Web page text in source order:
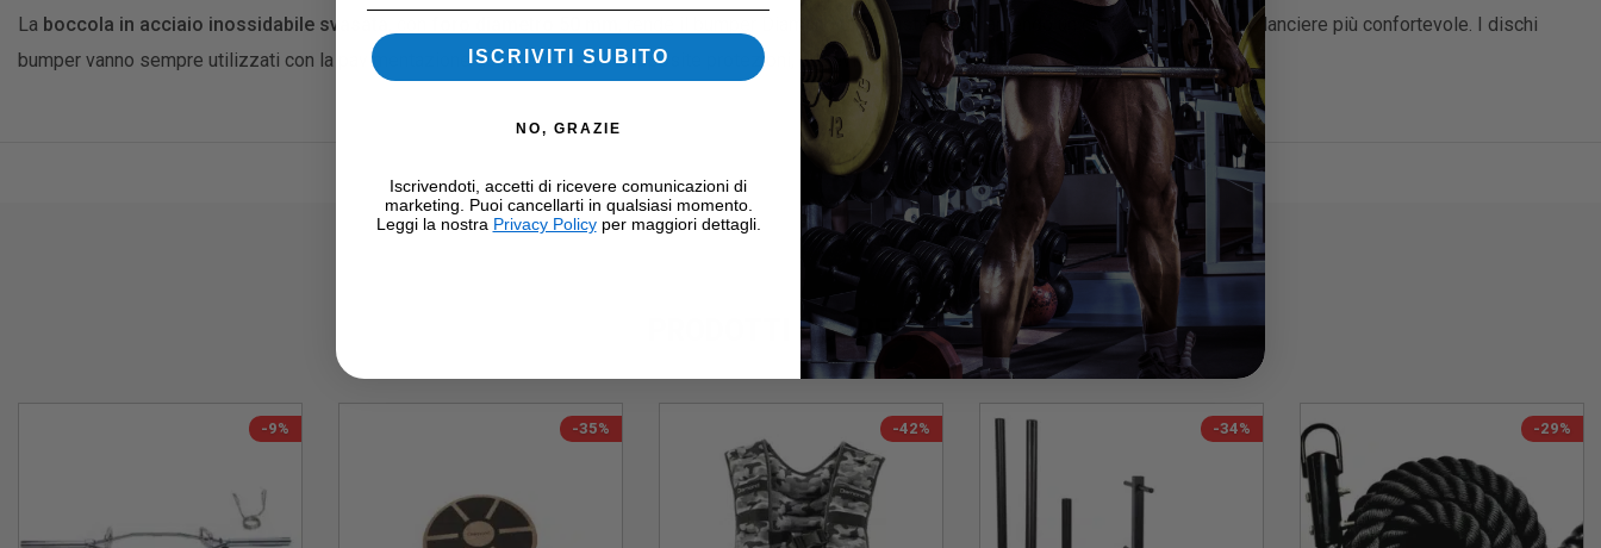
La boccola in acciaio inossidabile svasata
, rende il bumper Diamond più resistente garantendo un carico e scarico sul bilanciere più confortevole. I dischi
bumper vanno sempre utilizzati con la pavimentazione gommata o con le apposite protezioni, per evitare danni e lesioni.
PRODOTTI CORRELATI
-9% -35% -42% -34% -29%
ISCRIVITI SUBITO
NO, GRAZIE
Iscrivendoti, accetti di ricevere comunicazioni di
marketing. Puoi cancellarti in qualsiasi momento.
Leggi la nostra Privacy Policyper maggiori dettagli.